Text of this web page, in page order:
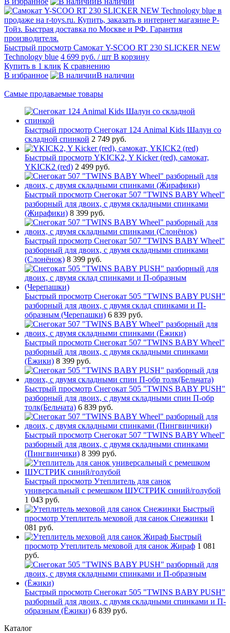
Быстрый просмотр Самокат Y-SCOO RT 230 SLICKER NEW
Technology blue 4 699 руб. / шт В корзину
Купить в 1 клик К сравнению
В избранное
В наличии
Самые продаваемые товары
Быстрый просмотр Снегокат 124 Animal Kids Шалун со
складной спинкой 2 749 руб.
Быстрый просмотр YKICK2, Y Kicker (red), самокат,
YKICK2 (red) 2 499 руб.
Быстрый просмотр Снегокат 507 "TWINS BABY Wheel"
разборный для двоих, с двумя складными спинками
(Жирафики) 8 399 руб.
Быстрый просмотр Снегокат 507 "TWINS BABY Wheel"
разборный для двоих, с двумя складными спинками
(Слонёнок) 8 399 руб.
Быстрый просмотр Снегокат 505 "TWINS BABY PUSH"
разборный для двоих, с двумя склад спинками и П-
образным (Черепашки) 6 839 руб.
Быстрый просмотр Снегокат 507 "TWINS BABY Wheel"
разборный для двоих, с двумя складными спинками
(Ёжики) 8 399 руб.
Быстрый просмотр Снегокат 505 "TWINS BABY PUSH"
разборный для двоих, с двумя складными спин П-обр
толк(Бельчата) 6 839 руб.
Быстрый просмотр Снегокат 507 "TWINS BABY Wheel"
разборный для двоих, с двумя складными спинками
(Пингвинчики) 8 399 руб.
Быстрый просмотр Утеплитель для санок
универсальный с ремешком ШУСТРИК синий/голубой
1 043 руб.
Быстрый
просмотр Утеплитель меховой для санок Снежинки 1
081 руб.
Быстрый
просмотр Утеплитель меховой для санок Жираф 1 081
руб.
Быстрый просмотр Снегокат 505 "TWINS BABY PUSH"
разборный для двоих, с двумя складными спинками и П-
образным (Ёжики) 6 839 руб.
Каталог